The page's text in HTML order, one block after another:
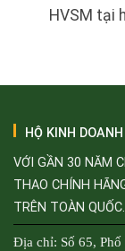
HVSM tại
HỘ KINH
VỚI GẦN 30 NĂM
THAO CHÍNH
TRÊN TOÀN QUỐC.
Địa chỉ: Số 65,